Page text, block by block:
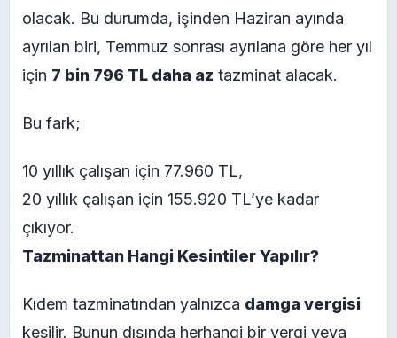
olacak. Bu durumda, işinden Haziran ayında
ayrılan biri, Temmuz sonrası ayrılana göre her yıl
için 7 bin 796 TL daha az tazminat alacak.
Bu fark;
10 yıllık çalışan için 77.960 TL,
20 yıllık çalışan için 155.920 TL’ye kadar
çıkıyor.
Tazminattan Hangi Kesintiler Yapılır?
Kıdem tazminatından yalnızca damga vergisi
kesilir. Bunun dışında herhangi bir vergi veya